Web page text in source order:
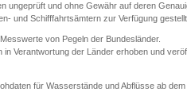
ungeprüft und ohne Gewähr auf deren
und Schifffahrtsämtern zur Verfügung gestellt.
von Pegeln der Bundesländer.
Verantwortung der Länder erhoben und
für Wasserstände und Abflüsse ab